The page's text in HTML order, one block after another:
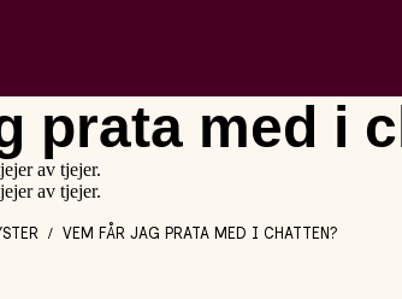
prata med i
av tjejer.
av tjejer.
/ VEM FÅR JAG PRATA MED I CHATTEN?